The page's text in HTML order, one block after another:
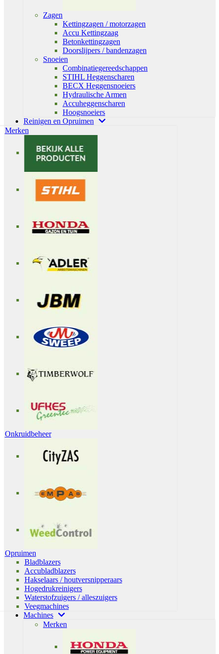
Zagen
Kettingzagen / motorzagen
Accu Kettingzaag
Betonkettingzagen
Doorslijpers / bandenzagen
Snoeien
Combinatiegereedschappen
STIHL Heggenscharen
BECX Heggensnoeiers
Hydraulische Armen
Accuheggenscharen
Hoogsnoeiers
Reinigen en Opruimen
Merken
Onkruidbeheer
Opruimen
Bladblazers
Accubladblazers
Hakselaars / houtversnipperaars
Hogedrukreinigers
Waterstofzuigers / alleszuigers
Veegmachines
Machines
Merken